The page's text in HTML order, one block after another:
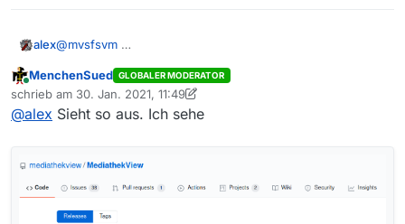
alex@mvsfsvm
Seh nur ich die?
Online
MenchenSued GLOBALER MODERATOR
schrieb am 30. Jan. 2021, 11:49
zuletzt editiert von MenchenSued
@alex Sieht so aus. Ich sehe